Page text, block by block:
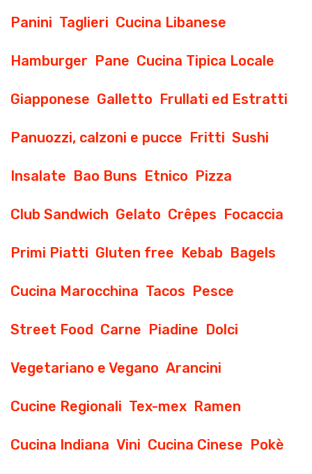
Panini Taglieri Cucina Libanese
Hamburger Pane Cucina Tipica Locale
Giapponese Galletto Frullati ed Estratti
Panuozzi, calzoni e pucce Fritti Sushi
Insalate Bao Buns Etnico Pizza
Club Sandwich Gelato Crêpes Focaccia
Primi Piatti Gluten free Kebab Bagels
Cucina Marocchina Tacos Pesce
Street Food Carne Piadine Dolci
Vegetariano e Vegano Arancini
Cucine Regionali Tex-mex Ramen
Cucina Indiana Vini Cucina Cinese Pokè